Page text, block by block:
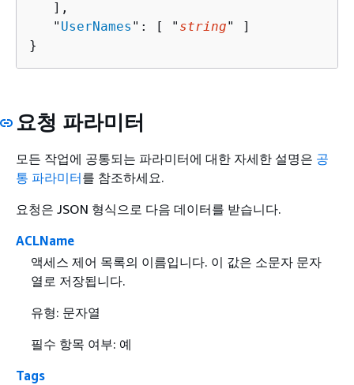
   ],
   "
UserNames ": [ " string" ]
}
요청 파라미터
모든 작업에 공통되는 파라미터에 대한 자세한 설명은 공
통 파라미터를 참조하세요.
요청은 JSON 형식으로 다음 데이터를 받습니다.
ACLName
액세스 제어 목록의 이름입니다. 이 값은 소문자 문자
열로 저장됩니다.
유형: 문자열
필수 항목 여부: 예
Tags